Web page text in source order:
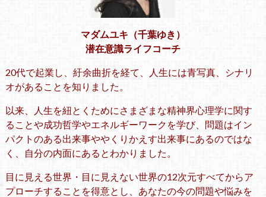
マダムユキ（千葉ゆき）
潜在意識ライフコーチ
20代で起業し、紆余曲折を経て、人生には青写真、シナリ
オがあることを知りました。
以来、人生を紐とくためにさまざまな精神界心理学に関す
ることや成功哲学やエネルギーワークを学び、問題はイン
パクトのある出来事ややくりかえす出来事にあるのではな
く、自分の内面にあるとわかりました。
目に見える世界・目に見えない世界の12次元すべてからア
プローチすることを得意とし、あなたの今の問題や悩みを